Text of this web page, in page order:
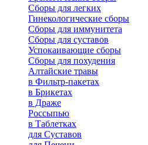
Сборы для легких
Гинекологические сборы
Сборы для иммунитета
Сборы для суставов
Успокаивающие сборы
Сборы для похудения
Алтайские травы
в Фильтр-пакетах
в Брикетах
в Драже
Россыпью
в Таблетках
для Cуставов